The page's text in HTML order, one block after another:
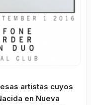
artistas cuyos
en Nueva